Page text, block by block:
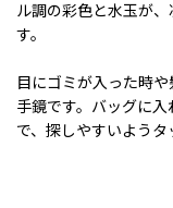
ル調の彩色と水玉が
す。
目にゴミが入った時
手鏡です。バッグに
で、探しやすいようタ